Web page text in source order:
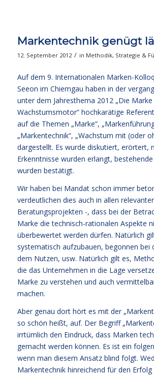
Markentechnik genügt
12. September 2012 / in Methodik, Strategie &
Auf dem 9. Internationalen Marken-
Seeon im Chiemgau haben in der
unter dem Jahresthema 2012 „Die Marke
Wachstumsmotor“ hochkarätige
auf die Themen „Marke“,
„Markentechnik“, „Wachstum mit (oder
dargestellt. Es wurde diskutiert, erörtert,
Erkenntnisse wurden erlangt,
wurden bestätigt.
Wir haben bei Mandat schon immer
verdeutlichen dies auch in allen
Beratungsprojekten -, dass bei der
Marke die technisch-rationalen Aspekte
überbewertet werden dürfen. Natürlich
systematisch aufzubauen, begonnen bei
dem Nutzen, usw. Natürlich gilt es,
die das Unternehmen in die Lage
Marke zu verstehen und auch
machen.
Aber genau dort hört es mit der
so schön heißt, auf. Der Begriff
irrtümlich den Eindruck, dass Marken
gemacht werden können. Es ist ein
wenn man diesem Ansatz blind folgt.
Markentechnik hinreichend für den